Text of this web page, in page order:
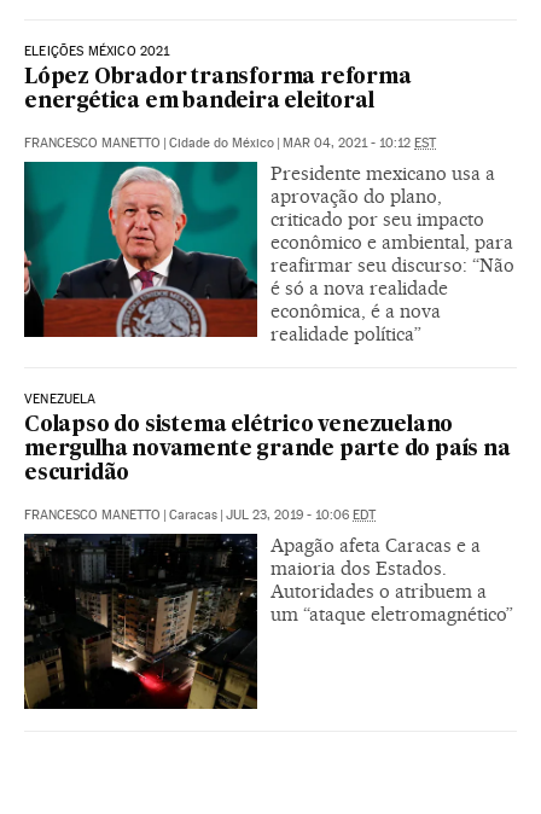
ELEIÇÕES MÉXICO 2021
López Obrador transforma reforma
energética em bandeira eleitoral
FRANCESCO MANETTO | Cidade do México | MAR 04, 2021 - 10:12 EST
Presidente mexicano usa a
aprovação do plano,
criticado por seu impacto
econômico e ambiental, para
reafirmar seu discurso: “Não
é só a nova realidade
econômica, é a nova
realidade política”
VENEZUELA
Colapso do sistema elétrico venezuelano
mergulha novamente grande parte do país na
escuridão
FRANCESCO MANETTO | Caracas | JUL 23, 2019 - 10:06 EDT
Apagão afeta Caracas e a
maioria dos Estados.
Autoridades o atribuem a
um “ataque eletromagnético”